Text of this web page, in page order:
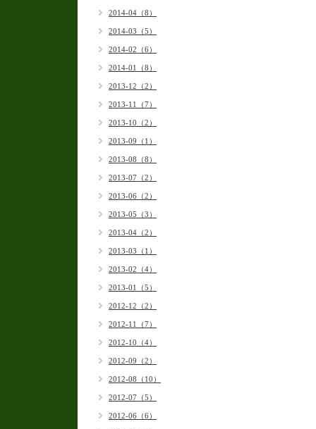
2014-04（8）
2014-03（5）
2014-02（6）
2014-01（8）
2013-12（2）
2013-11（7）
2013-10（2）
2013-09（1）
2013-08（8）
2013-07（2）
2013-06（2）
2013-05（3）
2013-04（2）
2013-03（1）
2013-02（4）
2013-01（5）
2012-12（2）
2012-11（7）
2012-10（4）
2012-09（2）
2012-08（10）
2012-07（5）
2012-06（6）